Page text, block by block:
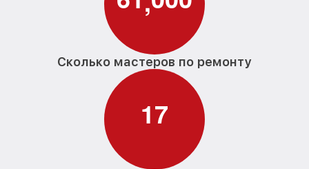
Сколько мастеров по ремонту
17